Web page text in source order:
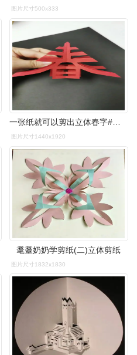
图片尺寸500x333
图片尺寸1440x1920
耄耋奶奶学剪纸(二)立体剪纸
图片尺寸1832x1830